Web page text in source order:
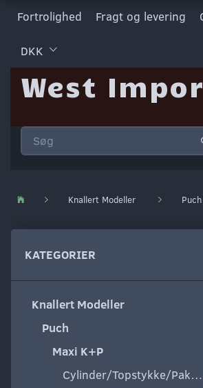
Fortrolighed Fragt og levering
DKK
West
Knallert Modeller Puch
KATEGORIER
Knallert Modeller
Puch
Maxi K+P
Cylinder/Topstykke/Pakning